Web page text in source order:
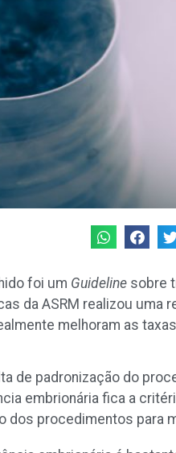
foi um Guideline sobre
da ASRM realizou
melhoram as
de padronização do
embrionária fica a
dos procedimentos para